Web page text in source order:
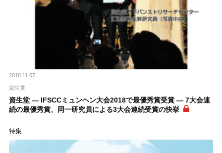
2018.11.07
資生堂
資生堂 ― IFSCCミュンヘン大会2018で最優秀賞受賞 ― 7大会連
続の最優秀賞、同一研究員による3大会連続受賞の快挙
特集